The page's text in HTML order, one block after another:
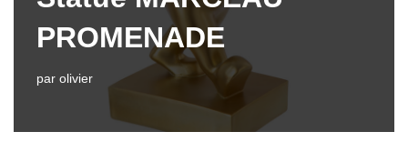
PROMENADE
par olivier